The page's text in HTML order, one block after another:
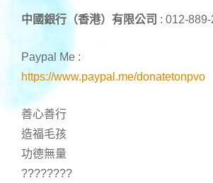
中國銀行（香港）有限公司 : 012-
Paypal Me :
https://www.paypal.me/donatetonpvo
善心善行
造福毛孩
功德無量
????????